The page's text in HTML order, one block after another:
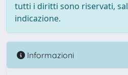
tutti i diritti sono riservati,
indicazione.
Informazioni